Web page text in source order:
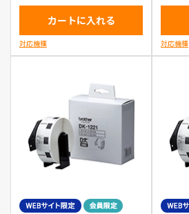
カートに入れる
対応機種 対応機種